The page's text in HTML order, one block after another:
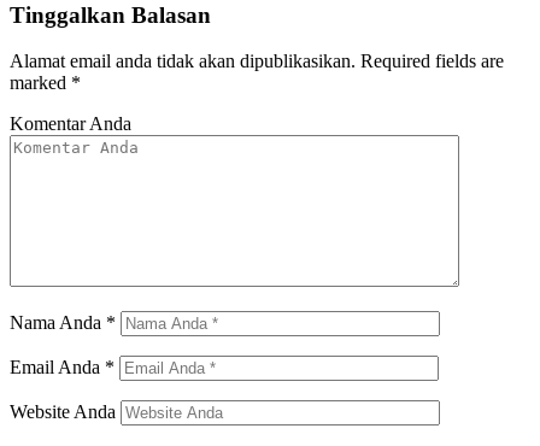
Tinggalkan Balasan
Alamat email anda tidak akan dipublikasikan. Required fields are
marked *
Komentar Anda
Nama Anda *
Email Anda *
Website Anda